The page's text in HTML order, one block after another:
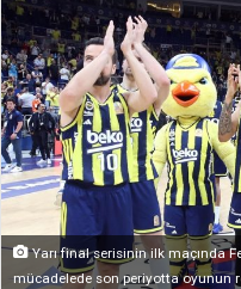
Yarı final serisinin ilk maçında
mücadelede son periyotta oyunun